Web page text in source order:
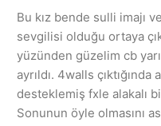
Bu kız bende sulli imajı
sevgilisi olduğu ortaya
yüzünden güzelim cb
ayrıldı. 4walls çıktığında
desteklemiş fxle alakalı
Sonunun öyle olmasını